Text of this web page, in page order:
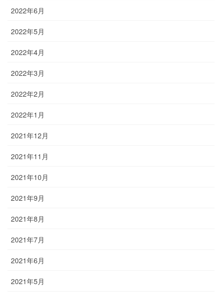
2022年6月
2022年5月
2022年4月
2022年3月
2022年2月
2022年1月
2021年12月
2021年11月
2021年10月
2021年9月
2021年8月
2021年7月
2021年6月
2021年5月